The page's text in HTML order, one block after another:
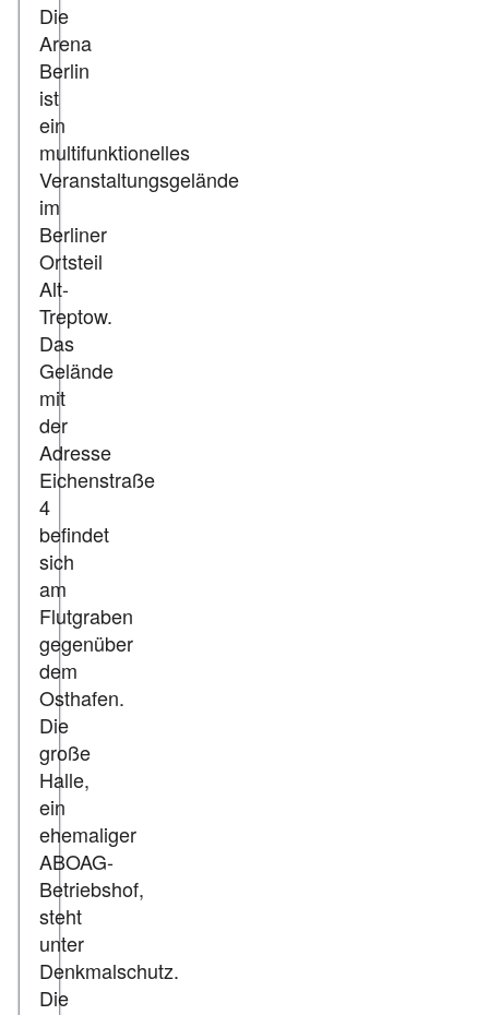
Die
Arena
Berlin
ist
ein
multifunktionelles
Veranstaltungsgelände
im
Berliner
Ortsteil
Alt-
Treptow.
Das
Gelände
mit
der
Adresse
Eichenstraße
4
befindet
sich
am
Flutgraben
gegenüber
dem
Osthafen.
Die
große
Halle,
ein
ehemaliger
ABOAG-
Betriebshof,
steht
unter
Denkmalschutz.
Die